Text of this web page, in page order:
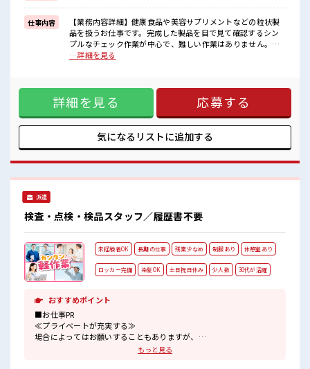
しっかり働く環境が整っています！
イチからスキルUP・ステップUP目指していきましょう！
■職場の雰囲気
髪型・髪色自由♪
休憩室で楽しくおしゃべり！
ストレス解消☆
残業も1日1H程度あるので給料の上乗せも期待できそう！
仕事内容
【業務内容詳細】健康食品や美容サプリメントなどの粒状製
品を扱うお仕事です。完成した製品を目で見て確認するシン
プルなチェック作業が中心で、難しい作業はありません。原
材料の計量や機械への投入、構内での運搬作業もあります
もらえるため、体への負担が少ないよう配慮されています。
また、使用後の機械や道具の洗浄作業では脚立を使用するこ
ともありますが、安全に配慮した手順で行い、初めての方で
も安心して作業できる環境です。【取扱製品情報】健康食
品、サプリメント、プロテイン ■お仕事PR ≪無理なくお給料
に残業代を上乗せ≫ 残業は月20時間未満で、 ほどよく稼げま
満喫！ ≪髪型自由≫ 基本的に髪色自由で明るすぎたり奇抜で
なければOKです！ (規定有)≪動きやすい制服アリ≫ 制服があ
く環境が整っています！ イチからスキルUP・ステップUP目
指していきましょう！ ■職場の雰囲気 髪型・髪色自由♪ 派手
過ぎなければOKだから、 モチベーションもUP！ 休憩室で楽
しくおしゃべり！ ストレス解消☆ 残業も1日1H程度あるので
給料の上乗せも期待できそう！
…詳細を見る
詳細を見る 応募する
気になるリストに追加する
派遣
検査・点検・検品スタッフ／履歴書不要
未経験者OK 長期の仕事 残業少なめ 制服あり 休憩室あり
ロッカー完備 染髪OK 土日祝日休み 少人数 30代が活躍
おすすめポイント
■お仕事PR
≪プライベートが充実する≫
場合によってはお願いすることもありますが、
もっと見る